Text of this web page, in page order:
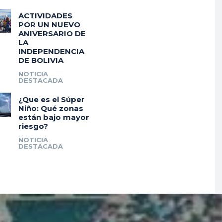
ACTIVIDADES
POR UN NUEVO
ANIVERSARIO DE
LA
INDEPENDENCIA
DE BOLIVIA
NOTICIA
DESTACADA
¿Que es el Súper
Niño: Qué zonas
están bajo mayor
riesgo?
NOTICIA
DESTACADA